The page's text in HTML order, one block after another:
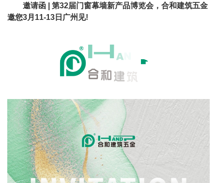
邀请函 | 第32届门窗幕墙新产品博览会，合和建筑五金
邀您3月11-13日广州见!